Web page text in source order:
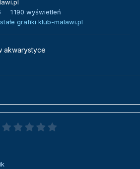
1 190 wyświetleń
grafiki klub-malawi.pl
akwarystyce